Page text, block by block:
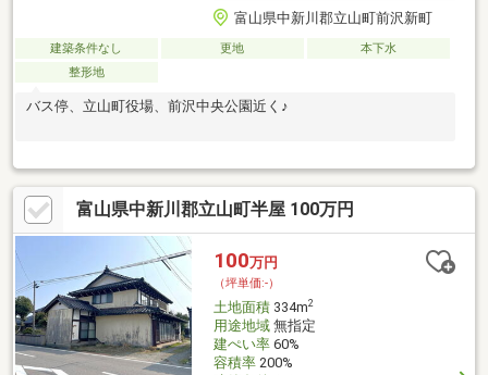
富山県中新川郡立山町前沢新町
建築条件なし 更地
本下水
整形地
バス停、立山町役場、前沢中央公園近く♪
富山県中新川郡立山町半屋 100万円
100万円
（坪単価:-）
土地面積334m2
用途地域無指定
建ぺい率60%
容積率200%